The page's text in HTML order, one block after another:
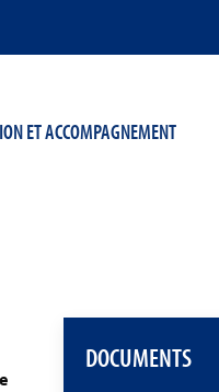
ET ACCOMPAGNEMENT
DOCUMENTS